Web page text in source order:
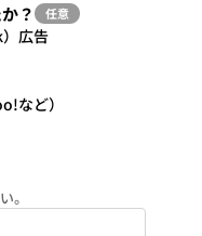
？ 任意
広告
など）
。